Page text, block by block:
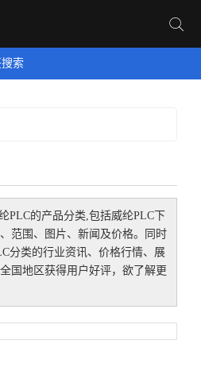
索
PLC的产品分类,包括威纶PLC 下
范围、图片、新闻及价格。同时
分类的行业资讯、价格行情、展
国地区获得用户好评，欲了解更